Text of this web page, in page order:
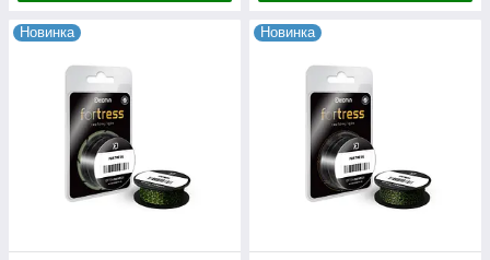
Новинка Новинка